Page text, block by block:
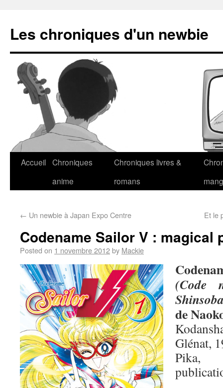
Les chroniques d'un newbie
Accueil Chroniques
anime
Chroniques livres &
romans
← Un newbie à Japan Expo Centre Et le
Codename Sailor V : magical
Posted on 1 novembre 2012by Mackie
(Code
de
Glénat,
Pika,